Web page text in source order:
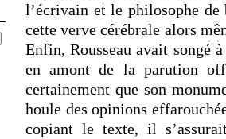
l’écrivain et le philosophe de
cette verve cérébrale alors
Enfin, Rousseau avait songé
en amont de la parution
certainement que son
houle des opinions
copiant le texte, il